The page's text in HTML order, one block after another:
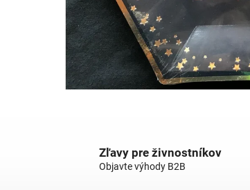
Zľavy pre živnostníkov
Objavte výhody B2B